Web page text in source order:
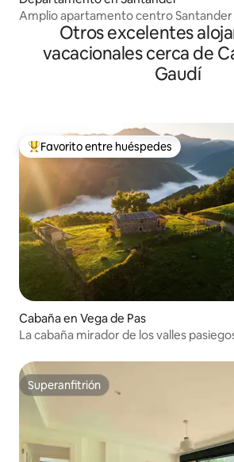
Amplio apartamento centro Santander
Otros excelentes
vacacionales cerca de
Gaudí
De los mejores en Favorito entre
Favorito entre huéspedes
Cabaña en Vega de Pas
La cabaña mirador de los valles
Superanfitrión
Superanfitrión